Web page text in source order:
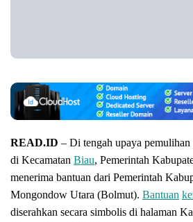
READ.ID – Di tengah upaya
di Kecamatan Biau, Pemerintah
menerima bantuan dari Pemerintah
Mongondow Utara (Bolmut). Bantuan
diserahkan secara simbolis di halaman